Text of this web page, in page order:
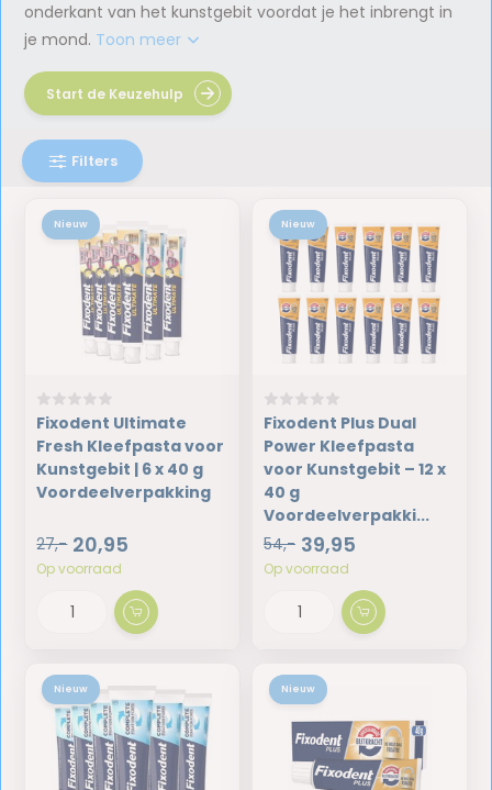
onderkant van het kunstgebit voordat je het inbrengt in
je mond. Toon meer
Filters
Start de Keuzehulp
Nieuw
Fixodent Ultimate
Fresh Kleefpasta voor
Kunstgebit | 6 x 40 g
Voordeelverpakking
27,- 20,95
Op voorraad
Nieuw
Fixodent Plus Dual
Power Kleefpasta
voor Kunstgebit – 12 x
40 g
Voordeelverpakki...
54,- 39,95
Op voorraad
Nieuw Nieuw